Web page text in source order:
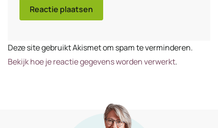
Deze site gebruikt Akismet om spam te verminderen.
Bekijk hoe je reactie gegevens worden verwerkt.